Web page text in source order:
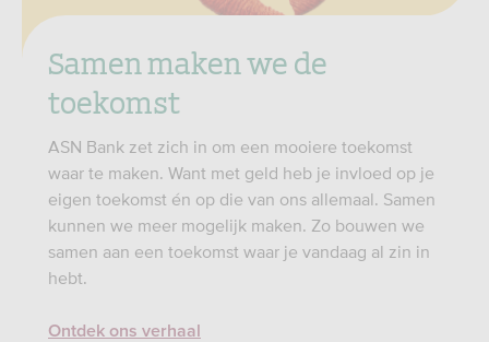
Samen maken we de
toekomst
ASN Bank zet zich in om een mooiere toekomst
waar te maken. Want met geld heb je invloed op je
eigen toekomst én op die van ons allemaal. Samen
kunnen we meer mogelijk maken. Zo bouwen we
samen aan een toekomst waar je vandaag al zin in
hebt.
Ontdek ons verhaal